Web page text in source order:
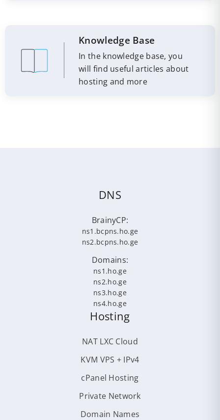
Knowledge Base
In the knowledge base, you
will find useful articles about
hosting and more
DNS
BrainyCP:
ns1.bcpns.ho.ge
ns2.bcpns.ho.ge
Domains:
ns1.ho.ge
ns2.ho.ge
ns3.ho.ge
ns4.ho.ge
Hosting
NAT LXC Cloud
KVM VPS + IPv4
cPanel Hosting
Private Network
Domain Names